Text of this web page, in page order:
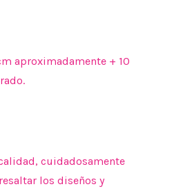
aproximadamente + 10
cuidadosamente
los diseños y